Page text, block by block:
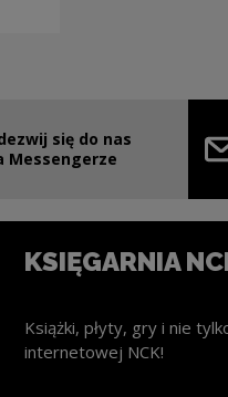
się do nas
Messengerze
zostanie otwarty w
KSIĘGARNIA
Książki, płyty, gry i nie
internetowej NCK!